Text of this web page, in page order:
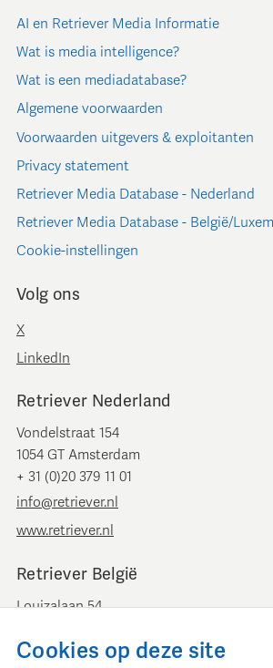
AI en Retriever Media Informatie
Wat is media intelligence?
Wat is een mediadatabase?
Algemene voorwaarden
Voorwaarden uitgevers & exploitanten
Privacy statement
Retriever Media Database - Nederland
Retriever Media Database - België/
Cookie-instellingen
Volg ons
X
LinkedIn
Retriever Nederland
Vondelstraat 154
1054 GT Amsterdam
+ 31 (0)20 379 11 01
info@retriever.nl
www.retriever.nl
Retriever België
Louizalaan 54
+ 32 (0)2 893 00 52
Cookies op deze site